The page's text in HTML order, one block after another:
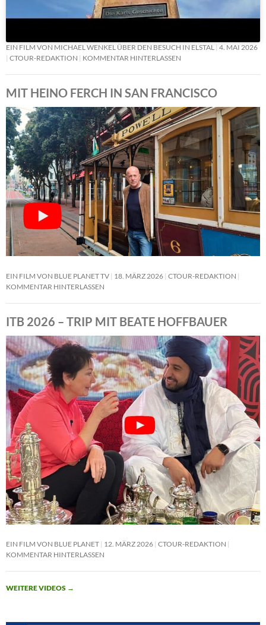
EIN FILM VON MICHAEL WENKEL ÜBER DEN BESUCH IN ELSTAL
4. MAI 2026
CTOUR-REDAKTION
KOMMENTAR HINTERLASSEN
MIT HEINO FERCH IN SAN FRANCISCO
EIN FILM VON BLUE PLANET TV 18. MÄRZ 2026 CTOUR-REDAKTION
KOMMENTAR HINTERLASSEN
ITB 2026 – TRIP MIT BEATE HOFFBAUER
EIN FILM VON BLUE PLANET 12. MÄRZ 2026 CTOUR-REDAKTION
KOMMENTAR HINTERLASSEN
WEITERE VIDEOS →